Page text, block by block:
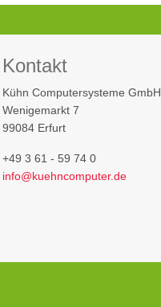
Kontakt
Kühn Computersysteme GmbH
Wenigemarkt 7
99084 Erfurt
+49 3 61 - 59 74 0
info@kuehncomputer.de